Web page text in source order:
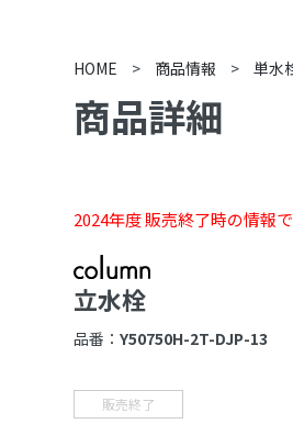
HOME > 商品情報 > 単水
商品詳細
2024年度 販売終了時の情報
立水栓
品番：Y50750H-2T-DJP-13
販売終了